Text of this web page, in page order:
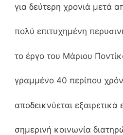
για δεύτερη χρονιά μετά
πολύ επιτυχημένη
το έργο του Μάριου
γραμμένο 40 περίπου
αποδεικνύεται εξαιρετικά
σημερινή κοινωνία